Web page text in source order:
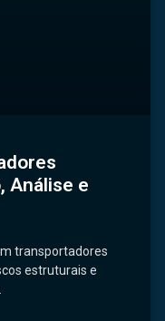
Análise e
transportadores
estruturais e